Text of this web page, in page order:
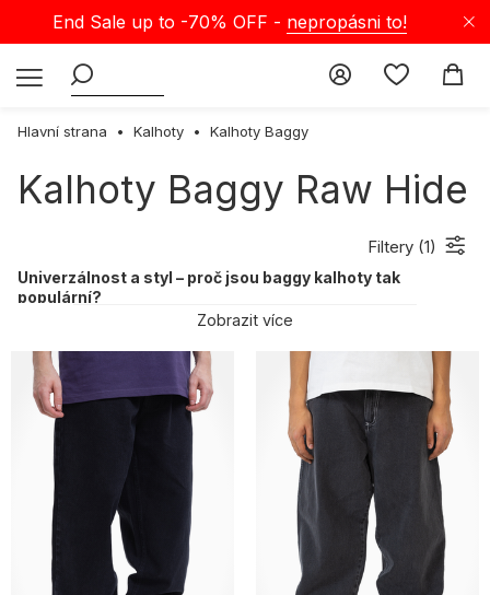
End Sale up to -70% OFF - nepropásni to!
Hlavní strana Kalhoty Kalhoty Baggy
Kalhoty Baggy Raw Hide
Filtery (1)
Univerzálnost a styl – proč jsou baggy kalhoty tak
populární?
Baggy kalhoty nejsou jen módní trend, ale vyjádření osobního stylu
běžné nošení i víkendové dobrodružství. Díky univerzálnosti ladí s
různými styly – od casual po elegantní. Navíc jsou k dispozici v
řadě materiálů, od lehké bavlny po odolný denim, takže padnou do
každé sezóny i aktivity. Hodí se různým postavám a zdůrazňují
individuální charakter nositele. V našem sortimentu najdeš baggy
kalhoty v rozličných barvách a vzorech – podpoří tvůj jedinečný
Proč si vybrat baggy kalhoty?
Baggy kalhoty kombinují pohodlí se stylem. Jsou skvělé pro ty, kdo
oceňují volnější střih a neomezený pohyb. Nabízíme modely vhodné
na denní nošení, do práce i na víkendové výlety.
Zobrazit více